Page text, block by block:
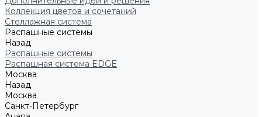
Коллекция цветов и сочетаний
Стеллажная система
Распашные системы
Назад
Распашные системы
Распашная система EDGE
Москва
Назад
Москва
Санкт-Петербург